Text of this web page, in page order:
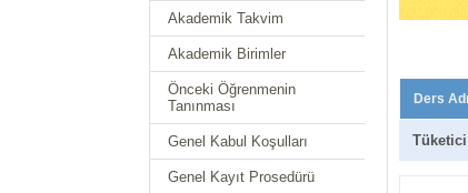
Akademik Takvim
Akademik Birimler
Önceki Öğrenmenin
Tanınması
Genel Kabul Koşulları
Genel Kayıt Prosedürü
Ders Adı
Tüketici